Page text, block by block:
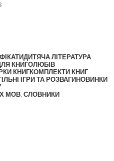
ДИТЯЧА ЛІТЕРАТУРА
КНИГОЛЮБІВ
КНИГКОМПЛЕКТИ КНИГ
ІГРИ ТА РОЗВАГИ НОВИНКИ
МОВ. СЛОВНИКИ